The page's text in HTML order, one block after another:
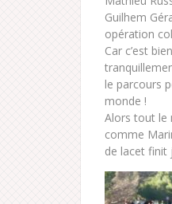
Guilhem
opération
Car c’est
le parcours
monde !
Alors tout le
comme
de lacet finit